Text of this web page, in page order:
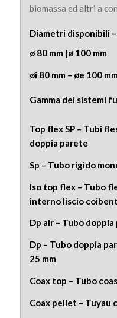
biomassa ed altri a
Diametri disponibili –
ø 80 mm |ø 100 mm
øi 80 mm – øe 100
Gamma dei sistemi
Top flex SP – Tubi
doppia parete
Sp – Tubo rigido
Iso top flex – Tubo
interno liscio
Dp air – Tubo doppia
Dp – Tubo doppia
25 mm
Coax top – Tubo
Coax pellet – Tuyau